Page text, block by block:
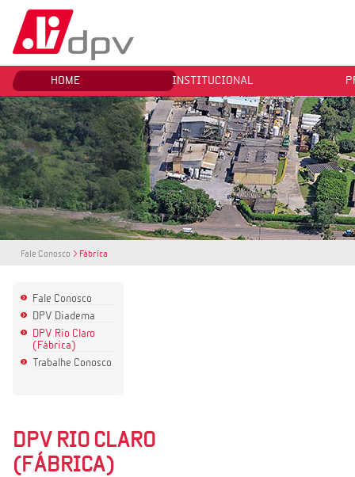
HOME INSTITUCIONAL
Fale Conosco > Fábrica
Fale Conosco
DPV Diadema
DPV Rio Claro
(Fábrica)
Trabalhe Conosco
DPV RIO CLARO
(FÁBRICA)